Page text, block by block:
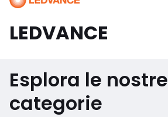
LEDVANCE
Esplora le nostre
categorie